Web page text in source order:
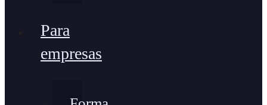
Para
empresas